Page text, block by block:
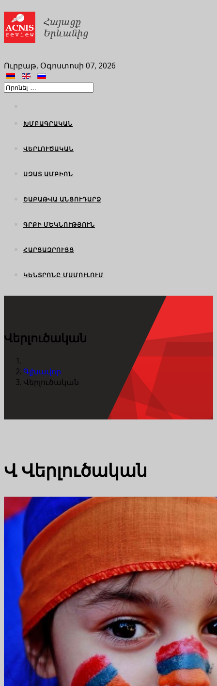
Ուրբաթ, Օգոստոսի 07, 2026
ԽՄԲԱԳՐԱԿԱՆ
ՎԵՐԼՈՒԾԱԿԱՆ
ԱԶԱՏ ԱՄԲԻՈՆ
ՇԱԲԱԹՎԱ ԱՆՑՈՒԴԱՐՁ
ԳՐՔԻ ՄԵԿՆՈՒԹՅՈՒՆ
ՀԱՐՑԱԶՐՈՒՅՑ
ԿԵՆՏՐՈՆԸ ՄԱՄՈՒԼՈՒՄ
Վերլուծական
Գլխավոր
Վերլուծական
ՎՎերլուծական